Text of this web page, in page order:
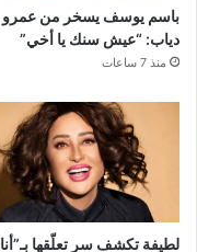
باسم يوسف يسخر من عمرو
دياب: “عيش سنك يا أخي”
منذ 7 ساعات
لطيفة تكشف سر تعلّقها بـ”أنا